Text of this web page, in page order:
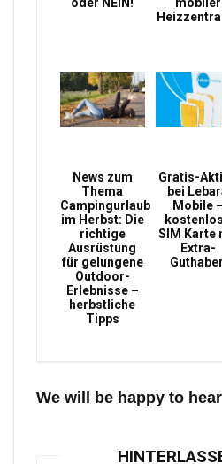
oder NEIN!
mobiler
News zum
Thema
Campingurlaub
im Herbst: Die
richtige
Ausrüstung
für gelungene
Outdoor-
Erlebnisse –
herbstliche
Tipps
Gratis-
bei
Mobile –
SIM Karte
Extra-
We will be happy to